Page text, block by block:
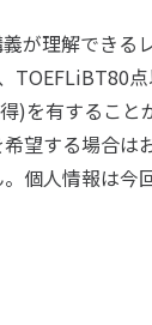
理解できるレ
点
有することが
する場合はお
人情報は今回